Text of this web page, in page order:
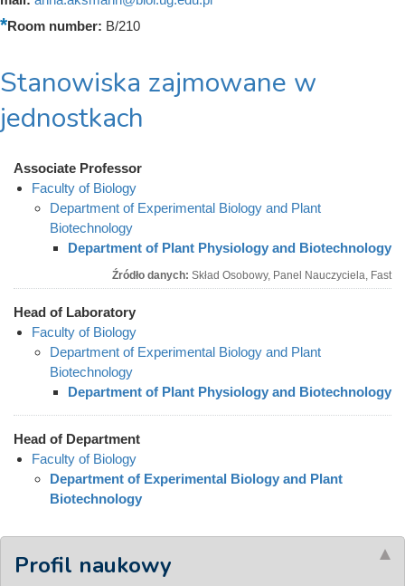
Room number: B/210
Stanowiska zajmowane w
jednostkach
Associate Professor
Faculty of Biology
Department of Experimental Biology and Plant
Biotechnology
Department of Plant Physiology and Biotechnology
Źródło danych: Skład Osobowy, Panel Nauczyciela, Fast
Head of Laboratory
Faculty of Biology
Department of Experimental Biology and Plant
Biotechnology
Department of Plant Physiology and Biotechnology
Head of Department
Faculty of Biology
Department of Experimental Biology and Plant
Biotechnology
Profil naukowy